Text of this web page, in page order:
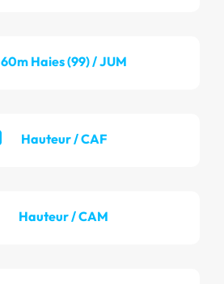
60m Haies (99) / JUM
Hauteur / CAF
Hauteur / CAM